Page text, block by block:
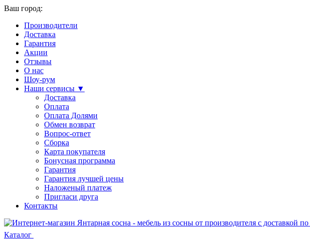
Ваш город:
Производители
Доставка
Гарантия
Акции
Отзывы
О нас
Шоу-рум
Наши сервисы ▼
Доставка
Оплата
Оплата Долями
Обмен возврат
Вопрос-ответ
Сборка
Карта покупателя
Бонусная программа
Гарантия
Гарантия лучшей цены
Наложеный платеж
Пригласи друга
Контакты
Каталог